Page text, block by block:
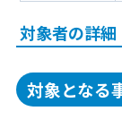
対象者の詳細
対象となる